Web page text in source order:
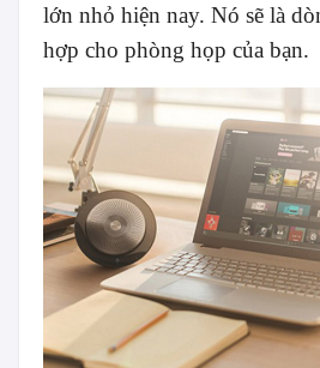
lớn nhỏ hiện nay. Nó sẽ là
hợp cho phòng họp của bạn.